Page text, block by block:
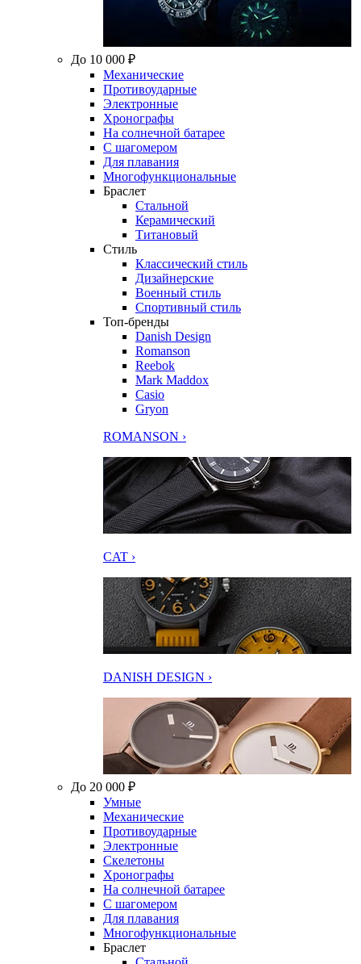
До 10 000 ₽
Механические
Противоударные
Электронные
Хронографы
На солнечной батарее
С шагомером
Для плавания
Многофункциональные
Браслет
Стальной
Керамический
Титановый
Стиль
Классический стиль
Дизайнерские
Военный стиль
Спортивный стиль
Топ-бренды
Danish Design
Romanson
Reebok
Mark Maddox
Casio
Gryon
ROMANSON ›
CAT ›
DANISH DESIGN ›
До 20 000 ₽
Умные
Механические
Противоударные
Электронные
Скелетоны
Хронографы
На солнечной батарее
С шагомером
Для плавания
Многофункциональные
Браслет